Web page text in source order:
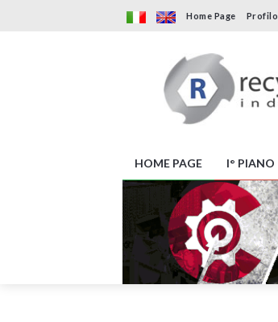
Home Page Profilo
HOME PAGE I° PIANO